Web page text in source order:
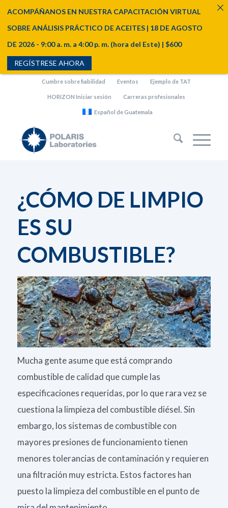
Cumbre sobre fiabilidad Eventos Ejemplo de TAT
HORIZON Iniciar sesión Carreras profesionales
Español de Guatemala
¿CÓMO DE LIMPIO
ES SU
COMBUSTIBLE?
Mucha gente asume que está comprando
combustible de calidad que cumple las
especificaciones requeridas, por lo que rara vez se
cuestiona la limpieza del combustible diésel. Sin
embargo, los sistemas de combustible con
mayores presiones de funcionamiento tienen
menores tolerancias de contaminación y requieren
una filtración muy estricta. Estos factores han
puesto la limpieza del combustible en el punto de
ACOMPÁÑANOS EN NUESTRA CAPACITACIÓN VIRTUAL
SOBRE ANÁLISIS PRÁCTICO DE ACEITES | 18 DE AGOSTO
DE 2026 - 9:00 a. m. a 4:00 p. m. (hora del Este) | $600
REGÍSTRESE AHORA